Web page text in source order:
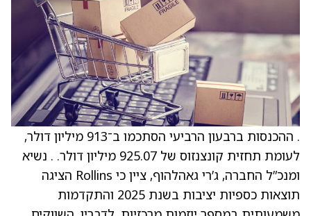
. ההכנסות ברבעון הרביעי הסתכמו ב־913 מיליון דולר,
לעומת תחזית קונצנזוס של 925.07 מיליון דולר. . נשיא
ומנכ”ל החברה, ג’רי גאהלהוף, ציין כי Rollins הציגה
תוצאות כספיות יציבות בשנת 2025 והתקדמות